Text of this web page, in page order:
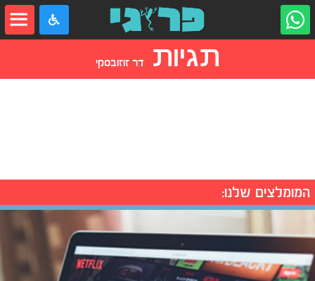
תגיות דר זוזובסקי
המומלצים שלנו: